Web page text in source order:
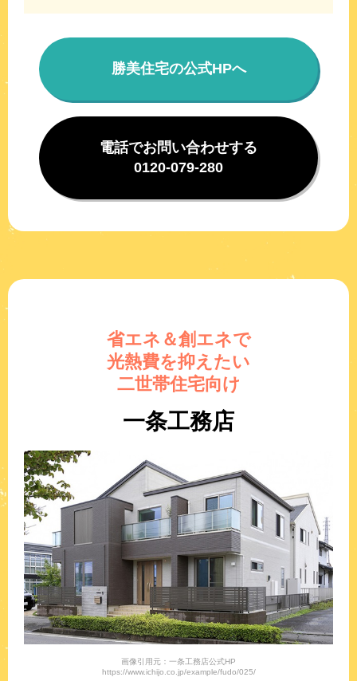
勝美住宅の公式HPへ
電話でお問い合わせする
0120-079-280
省エネ＆創エネで
光熱費を抑えたい
二世帯住宅向け
一条工務店
画像引用元：一条工務店公式HP
https://www.ichijo.co.jp/example/fudo/025/